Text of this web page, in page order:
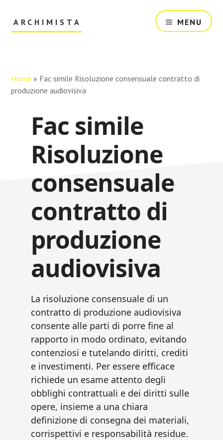
main
primaryARCHIMISTA
Online
MENU
Home » Fac simile Risoluzione consensuale contratto di
produzione audiovisiva​
Fac simile
Risoluzione
consensuale
contratto di
produzione
audiovisiva​
La risoluzione consensuale di un
contratto di produzione audiovisiva
consente alle parti di porre fine al
rapporto in modo ordinato, evitando
contenziosi e tutelando diritti, crediti
e investimenti. Per essere efficace
richiede un esame attento degli
obblighi contrattuali e dei diritti sulle
opere, insieme a una chiara
definizione di consegna dei materiali,
corrispettivi e responsabilità residue.